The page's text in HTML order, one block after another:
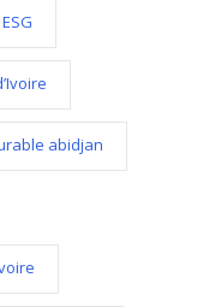
ESG
abidjan